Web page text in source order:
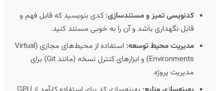
کدنویسی تمیز و مستندسازی:کدی بنویسید که قابل فهم و
قابل نگهداری باشد و آن را به خوبی مستند کنید.
مدیریت محیط توسعه:
استفاده از محیط‌های مجازی (Virtual
Environments) و ابزارهای کنترل نسخه (مانند Git) برای
مدیریت پروژه.